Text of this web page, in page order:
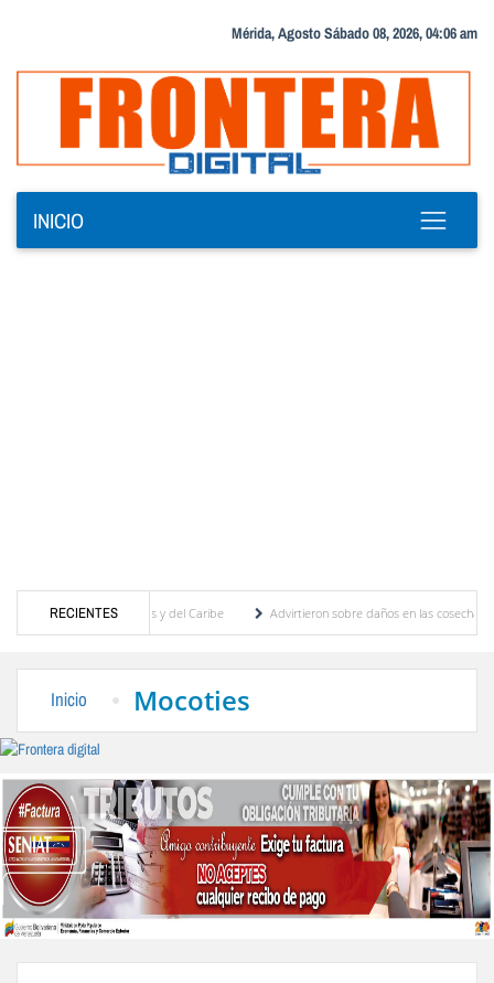
Mérida, Agosto Sábado 08, 2026, 04:06 am
INICIO
RECIENTES
Centroamericanos y del Caribe
Advirtieron sobre daños en las cosechas de los
Inicio Mocoties